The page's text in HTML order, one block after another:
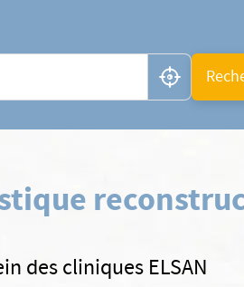
CP
des cliniques ELSAN